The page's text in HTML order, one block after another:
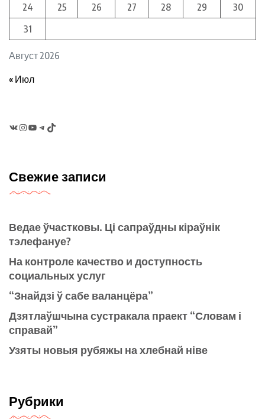
Август 2026
24
25 26 27 28 29
30
31
« Июл
Instagram
YouTubeTelegram
TikTok
Свежие записи
Ведае ўчастковы. Ці сапраўдны кіраўнік
тэлефануе?
На контроле качество и доступность
социальных услуг
“Знайдзі ў сабе валанцёра”
Дзятлаўшчына сустракала праект “Словам і
справай”
Узяты новыя рубяжы на хлебнай ніве
Рубрики